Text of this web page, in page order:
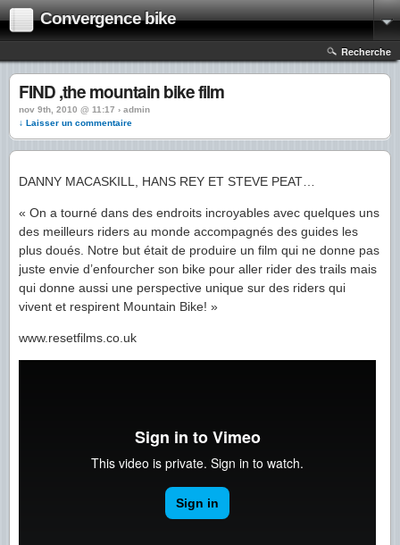
Convergence bike
Recherche
FIND ,the mountain bike film
nov 9th, 2010 @ 11:17 › admin
↓ Laisser un commentaire
DANNY MACASKILL, HANS REY ET STEVE PEAT…
« On a tourné dans des endroits incroyables avec quelques uns
des meilleurs riders au monde accompagnés des guides les
plus doués. Notre but était de produire un film qui ne donne pas
juste envie d’enfourcher son bike pour aller rider des trails mais
qui donne aussi une perspective unique sur des riders qui
vivent et respirent Mountain Bike! »
www.resetfilms.co.uk